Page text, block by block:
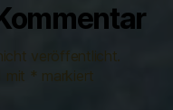
veröffentlicht.
mit * markiert